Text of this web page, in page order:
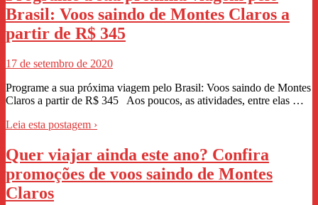
Brasil: Voos saindo de Montes Claros a
partir de R$ 345
17 de setembro de 2020
Programe a sua próxima viagem pelo Brasil: Voos saindo de Montes
Claros a partir de R$ 345 Aos poucos, as atividades, entre elas …
Leia esta postagem ›
Quer viajar ainda este ano? Confira
promoções de voos saindo de Montes
Claros